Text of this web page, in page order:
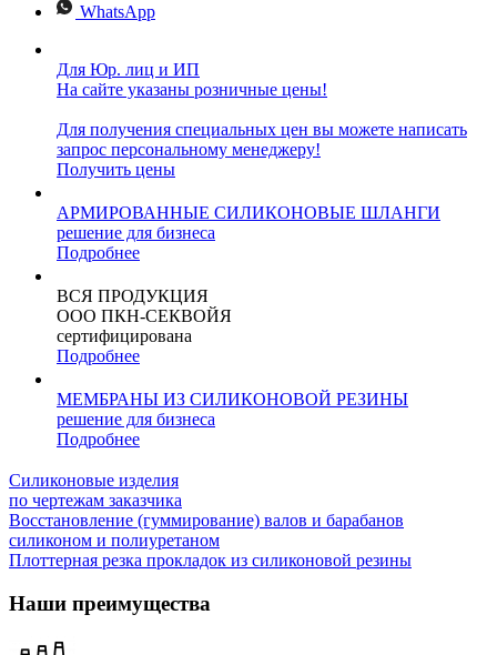
WhatsApp
Для Юр. лиц и ИП
На сайте указаны розничные цены!
Для получения специальных цен вы можете написать
запрос персональному менеджеру!
Получить цены
АРМИРОВАННЫЕ СИЛИКОНОВЫЕ ШЛАНГИ
решение для бизнеса
Подробнее
ВСЯ ПРОДУКЦИЯ
ООО ПКН-СЕКВОЙЯ
сертифицирована
Подробнее
МЕМБРАНЫ ИЗ СИЛИКОНОВОЙ РЕЗИНЫ
решение для бизнеса
Подробнее
Силиконовые изделия
по чертежам заказчика
Восстановление (гуммирование) валов и барабанов
силиконом и полиуретаном
Плоттерная резка прокладок из силиконовой резины
Наши преимущества